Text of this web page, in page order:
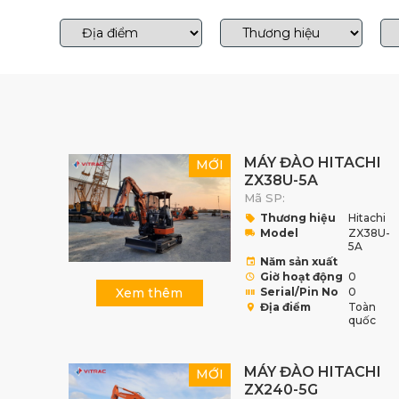
MỚI
Xem thêm
MÁY ĐÀO HITACHI
ZX38U-5A
Mã SP:
Thương hiệu
Hitachi
Model
ZX38U-
5A
Năm sản xuất
Giờ hoạt động 0
Serial/Pin No
0
Địa điểm
Toàn
quốc
MỚI
MÁY ĐÀO HITACHI
ZX240-5G